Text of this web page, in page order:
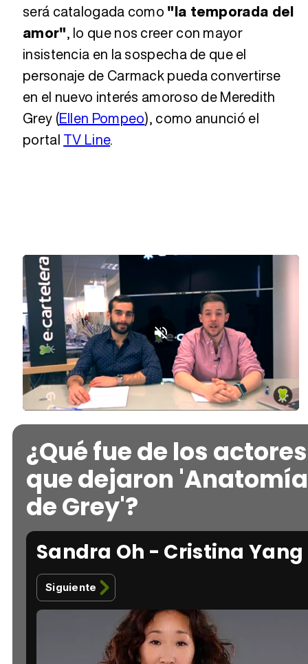
será catalogada como "la temporada del
amor", lo que nos creer con mayor
insistencia en la sospecha de que el
personaje de Carmack pueda convertirse
en el nuevo interés amoroso de Meredith
Grey (Ellen Pompeo), como anunció el
portal TV Line.
UnmuteLoaded
2.21%
¿Qué fue de los actores
que dejaron 'Anatomía
de Grey'?
Sandra Oh - Cristina Yang
Siguiente